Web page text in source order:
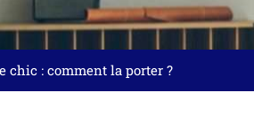
chic : comment la porter ?